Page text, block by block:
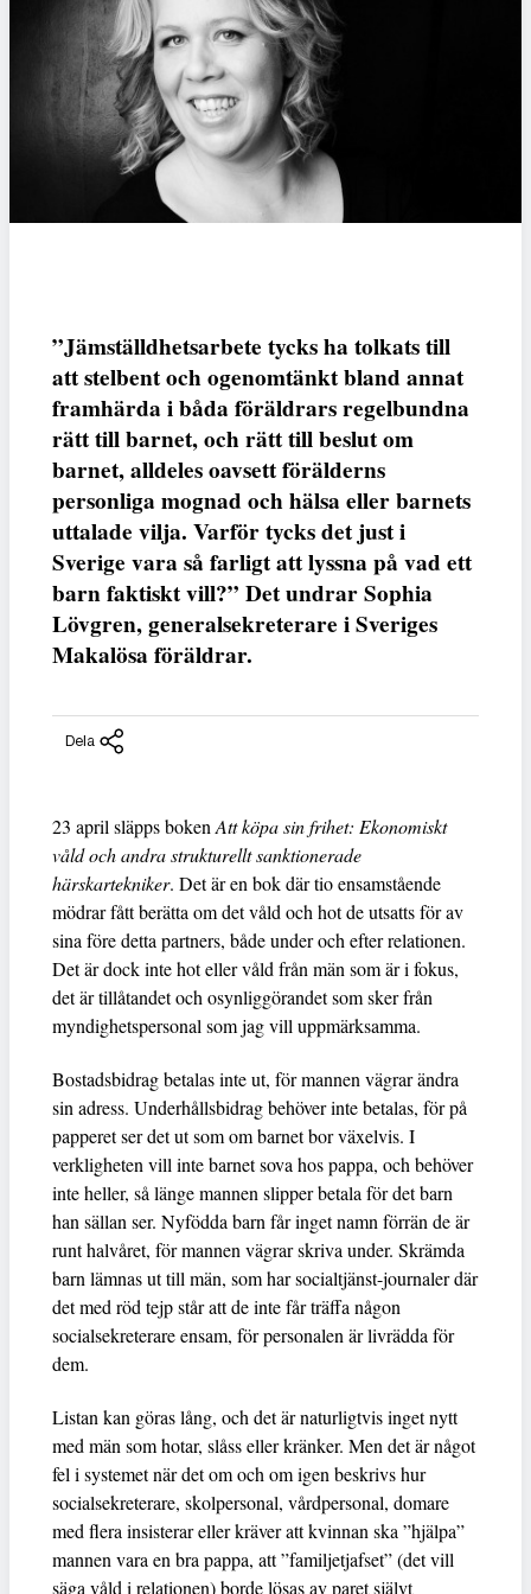
”Jämställdhetsarbete tycks ha tolkats till
att stelbent och ogenomtänkt bland annat
framhärda i båda föräldrars regelbundna
rätt till barnet, och rätt till beslut om
barnet, alldeles oavsett förälderns
personliga mognad och hälsa eller barnets
uttalade vilja. Varför tycks det just i
Sverige vara så farligt att lyssna på vad ett
barn faktiskt vill?” Det undrar Sophia
Lövgren, generalsekreterare i Sveriges
Makalösa föräldrar.
Dela
23 april släpps boken Att köpa sin frihet: Ekonomiskt
våld och andra strukturellt sanktionerade
härskartekniker. Det är en bok där tio ensamstående
mödrar fått berätta om det våld och hot de utsatts för av
sina före detta partners, både under och efter relationen.
Det är dock inte hot eller våld från män som är i fokus,
det är tillåtandet och osynliggörandet som sker från
myndighetspersonal som jag vill uppmärksamma.
Bostadsbidrag betalas inte ut, för mannen vägrar ändra
sin adress. Underhållsbidrag behöver inte betalas, för på
papperet ser det ut som om barnet bor växelvis. I
verkligheten vill inte barnet sova hos pappa, och behöver
inte heller, så länge mannen slipper betala för det barn
han sällan ser. Nyfödda barn får inget namn förrän de är
runt halvåret, för mannen vägrar skriva under. Skrämda
barn lämnas ut till män, som har socialtjänst-journaler där
det med röd tejp står att de inte får träffa någon
socialsekreterare ensam, för personalen är livrädda för
dem.
Listan kan göras lång, och det är naturligtvis inget nytt
med män som hotar, slåss eller kränker. Men det är något
fel i systemet när det om och om igen beskrivs hur
socialsekreterare, skolpersonal, vårdpersonal, domare
med flera insisterar eller kräver att kvinnan ska ”hjälpa”
mannen vara en bra pappa, att ”familjetjafset” (det vill
säga våld i relationen) borde lösas av paret självt